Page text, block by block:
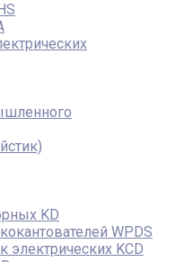
KD
WPDS
KCD